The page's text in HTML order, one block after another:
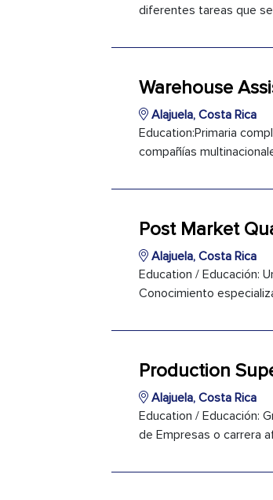
diferentes tareas que se
Warehouse
Alajuela, Costa Rica
Education:Primaria
compañías
Post Market
Alajuela, Costa Rica
Education / Educación:
Conocimiento
Production
Alajuela, Costa Rica
Education / Educación:
de Empresas o carrera